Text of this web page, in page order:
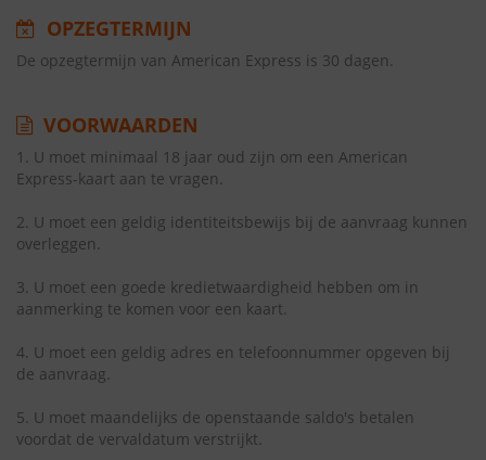
OPZEGTERMIJN
De opzegtermijn van American Express is 30 dagen.
VOORWAARDEN
1. U moet minimaal 18 jaar oud zijn om een American
Express-kaart aan te vragen.
2. U moet een geldig identiteitsbewijs bij de aanvraag kunnen
overleggen.
3. U moet een goede kredietwaardigheid hebben om in
aanmerking te komen voor een kaart.
4. U moet een geldig adres en telefoonnummer opgeven bij
de aanvraag.
5. U moet maandelijks de openstaande saldo's betalen
voordat de vervaldatum verstrijkt.